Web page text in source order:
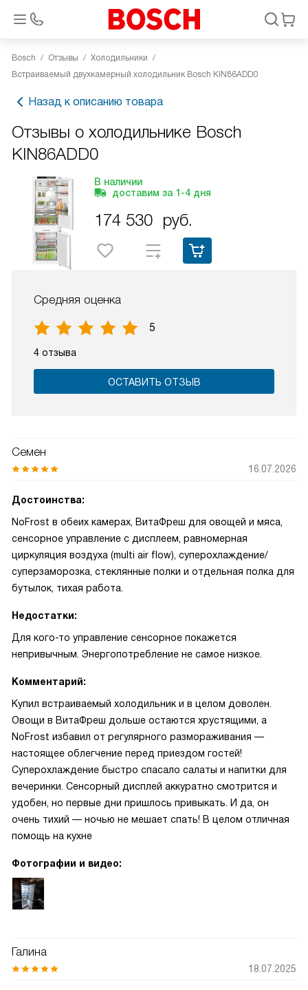
Bosch Отзывы
Холодильники
Встраиваемый двухкамерный холодильник Bosch KIN86ADD0
Назад к описанию товара
Отзывы о холодильнике Bosch
KIN86ADD0
В наличии
доставим за 1-4 дня
174 530 руб.
Средняя оценка
5
4 отзыва
ОСТАВИТЬ ОТЗЫВ
Семен
16.07.2026
Достоинства:
NoFrost в обеих камерах, ВитаФреш для овощей и мяса,
сенсорное управление с дисплеем, равномерная
циркуляция воздуха (multi air flow), суперохлаждение/
суперзаморозка, стеклянные полки и отдельная полка для
бутылок, тихая работа.
Недостатки:
Для кого-то управление сенсорное покажется
непривычным. Энергопотребление не самое низкое.
Комментарий:
Купил встраиваемый холодильник и в целом доволен.
Овощи в ВитаФреш дольше остаются хрустящими, а
NoFrost избавил от регулярного размораживания —
настоящее облегчение перед приездом гостей!
Суперохлаждение быстро спасало салаты и напитки для
вечеринки. Сенсорный дисплей аккуратно смотрится и
удобен, но первые дни пришлось привыкать. И да, он
очень тихий — ночью не мешает спать! В целом отличная
помощь на кухне
Фотографии и видео:
Галина
18.07.2025